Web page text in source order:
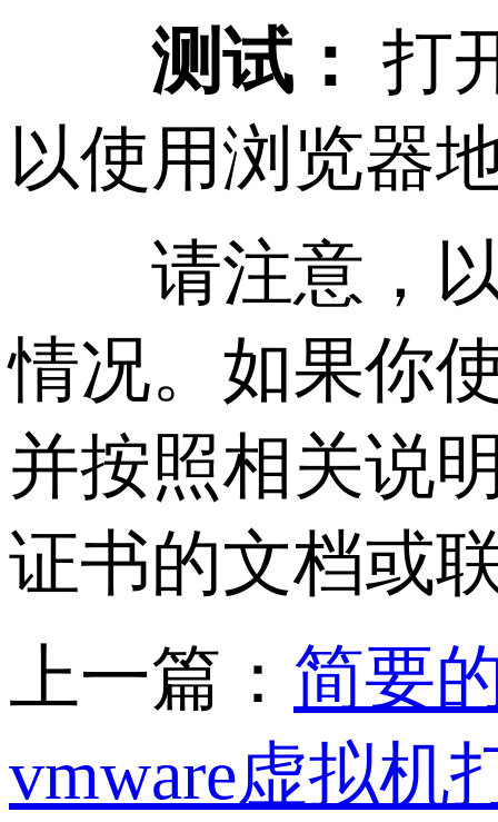
测试： 打
以使用浏览器
请注意，以
情况。如果你
并按照相关说
证书的文档或
上一篇： 简要
vmware虚拟机